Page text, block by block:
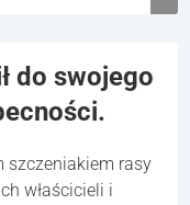
do swojego
szczeniakiem rasy
właścicieli i